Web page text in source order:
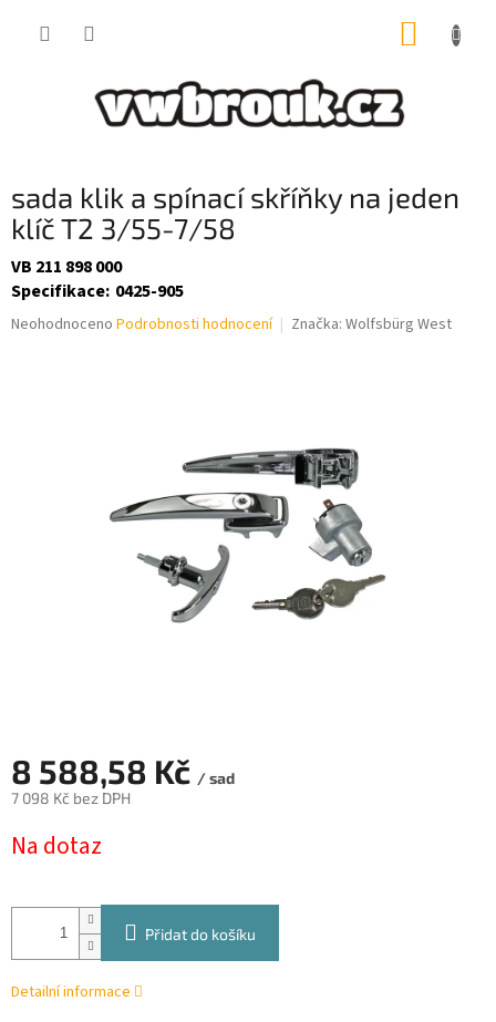
sada klik a spínací skříňky na jeden
klíč T2 3/55-7/58
VB 211 898 000
Specifikace: 0425-905
Průměrné
Neohodnoceno Podrobnosti hodnocení Značka: Wolfsbürg West
8 588,58 Kč / sad
7 098 Kč bez DPH
cena:
Na dotaz
Přidat do košíku
Detailní informace